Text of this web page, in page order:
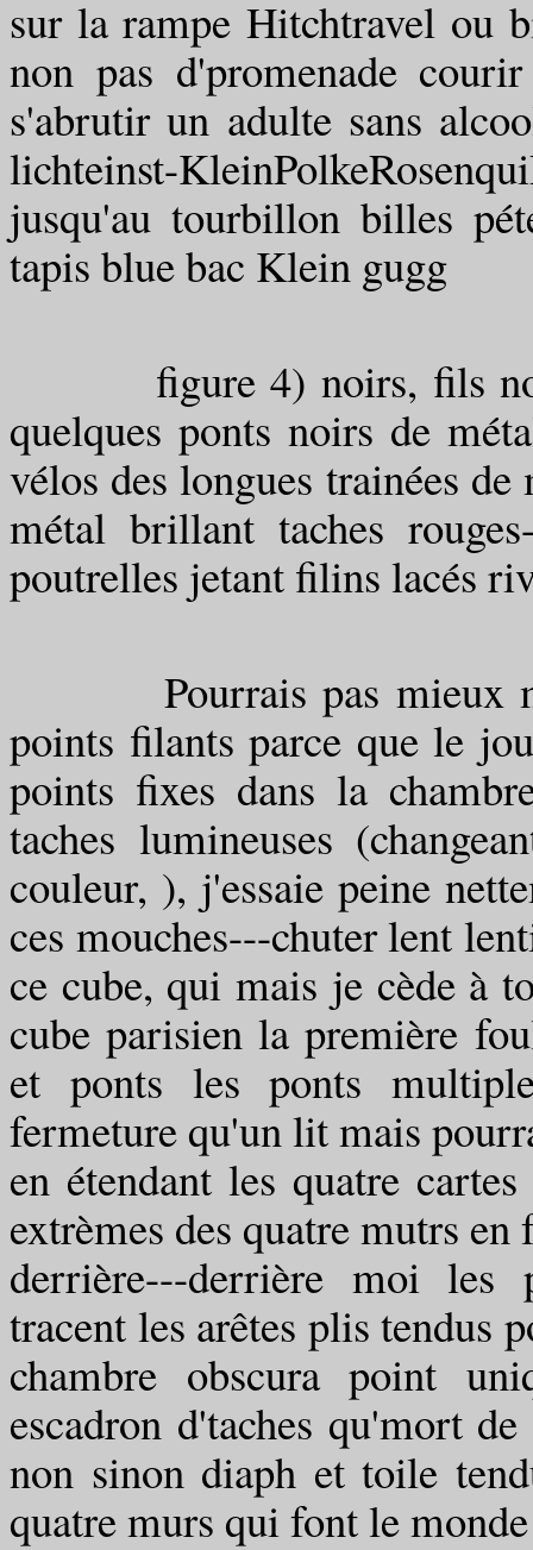
sur la rampe Hitchtravel ou
non pas d'promenade
s'abrutir un adulte sans
lichteinst-
jusqu'au tourbillon billes
tapis blue bac Klein gugg
figure 4) noirs, fils
quelques ponts noirs de
vélos des longues trainées
métal brillant taches
poutrelles jetant filins lacés
Pourrais pas mieux
points filants parce que le
points fixes dans la
taches lumineuses
couleur, ), j'essaie peine
ces mouches---chuter lent
ce cube, qui mais je cède à
cube parisien la première
et ponts les ponts
fermeture qu'un lit mais
en étendant les quatre
extrèmes des quatre mutrs
derrière---derrière moi les
tracent les arêtes plis tendus
chambre obscura point
escadron d'taches qu'mort
non sinon diaph et toile
quatre murs qui font le